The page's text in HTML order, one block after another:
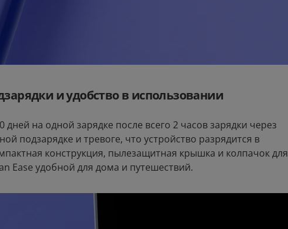
и удобство в использовании
дней на одной зарядке после всего 2 часов зарядки через
подзарядке и тревоге, что устройство разрядится в
конструкция, пылезащитная крышка и колпачок для
Ease удобной для дома и путешествий.